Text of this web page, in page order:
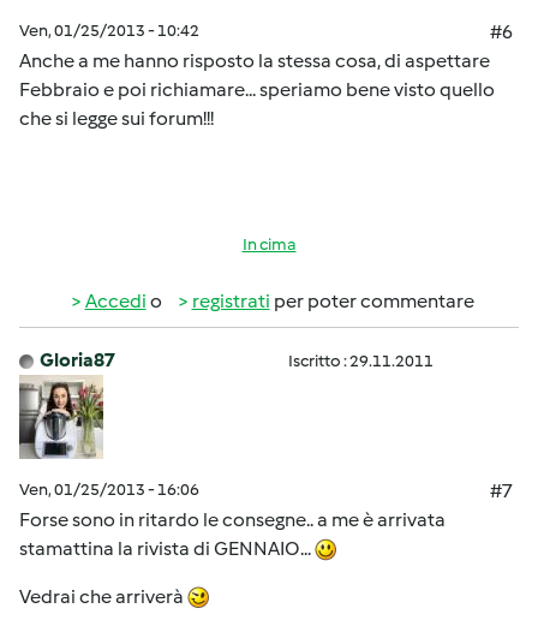
Ven, 01/25/2013 - 10:42
#6
Anche a me hanno risposto la stessa cosa, di aspettare
Febbraio e poi richiamare... speriamo bene visto quello
che si legge sui forum!!!
In cima
Accedi o registrati per poter commentare
Gloria87 Iscritto : 29.11.2011
Ven, 01/25/2013 - 16:06
#7
Forse sono in ritardo le consegne.. a me è arrivata
stamattina la rivista di GENNAIO...
Vedrai che arriverà